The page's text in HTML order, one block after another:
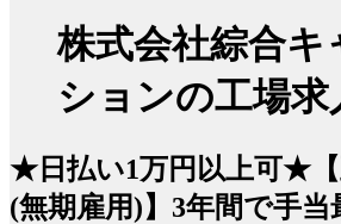
株式会社綜合キ
ションの工場求
★日払い1万円以上可★【
(無期雇用)】3年間で手当